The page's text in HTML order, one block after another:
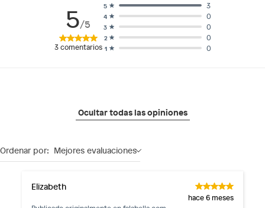
5/5
3 comentarios 1 0
2 0
3 0
4 0
5 3
Ocultar todas las opiniones
Ordenar por: Mejores evaluaciones
Elizabeth
hace 6 meses